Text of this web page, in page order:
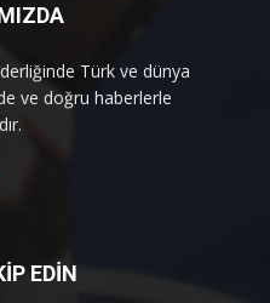
Türk ve dünya
ve doğru haberlerle
EDİN